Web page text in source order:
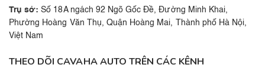
Trụ sở: Số 18A ngách 92 Ngõ Gốc Đề, Đường Minh Khai,
Phường Hoàng Văn Thụ, Quận Hoàng Mai, Thành phố Hà Nội,
Việt Nam
THEO DÕI CAVAHA AUTO TRÊN CÁC KÊNH